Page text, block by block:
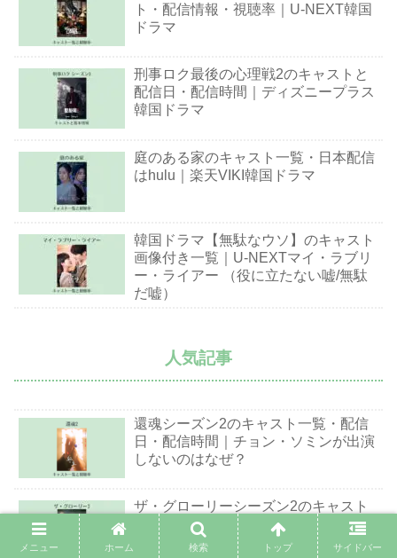
ト・配信情報・視聴率｜U-NEXT韓国
ドラマ
刑事ロク最後の心理戦2のキャストと
配信日・配信時間｜ディズニープラス
韓国ドラマ
庭のある家のキャスト一覧・日本配信
はhulu｜楽天VIKI韓国ドラマ
韓国ドラマ【無駄なウソ】のキャスト
画像付き一覧｜U-NEXTマイ・ラブリ
ー・ライアー （役に立たない嘘/無駄
だ嘘）
人気記事
還魂シーズン2のキャスト一覧・配信
日・配信時間｜チョン・ソミンが出演
しないのはなぜ？
ザ・グローリーシーズン2のキャスト
一覧｜シーズン3はある？最終回の男
は誰？？Netflix韓国ドラマ
メニュー ホーム 検索 トップ サイドバー